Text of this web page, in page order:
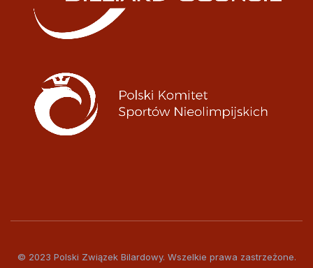
© 2023 Polski Związek Bilardowy. Wszelkie prawa zastrzeżone.